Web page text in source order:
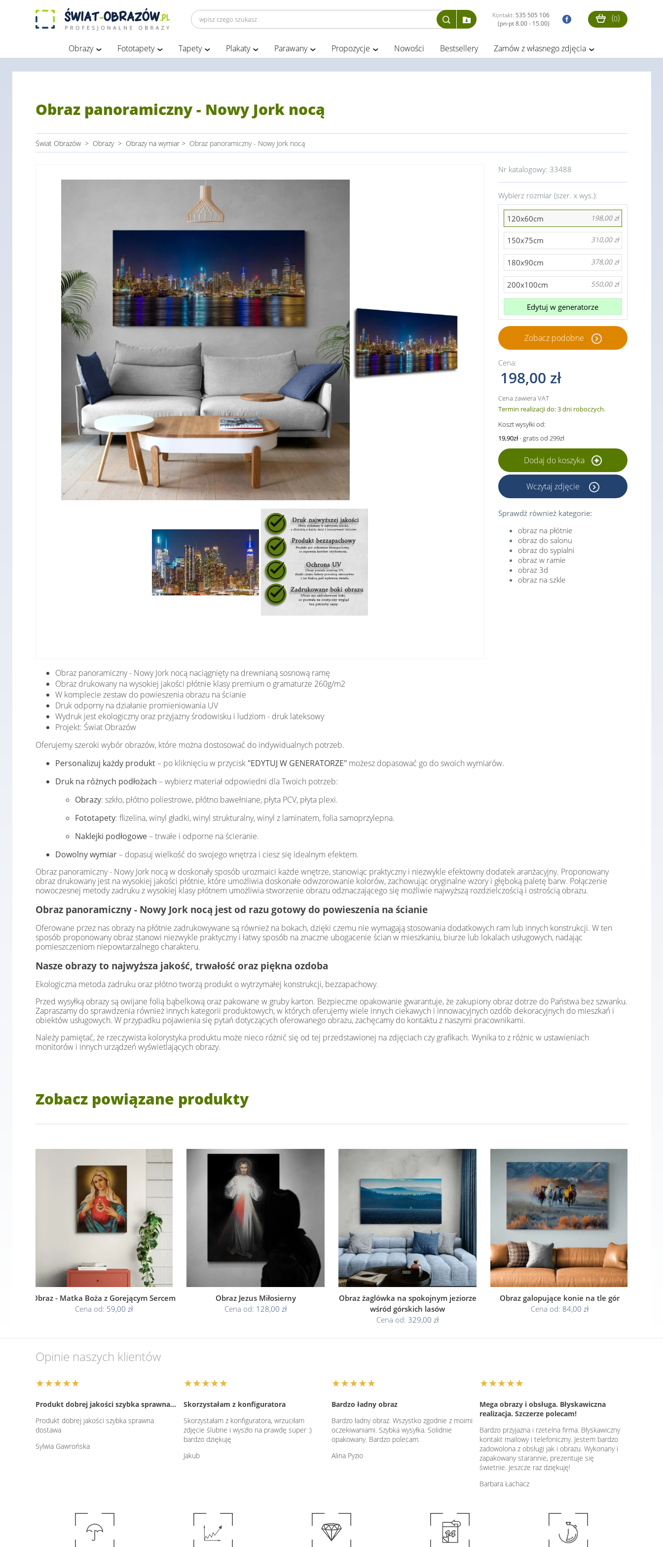
Kontakt: 535 505 106
(pn-pt 8.00 - 15.00)
(0)
Obrazy Fototapety Tapety Plakaty Parawany Propozycje Nowości Bestsellery Zamów z własnego zdjęcia
Obraz panoramiczny - Nowy Jork nocą
Świat Obrazów > Obrazy > Obrazy na wymiar > Obraz panoramiczny - Nowy Jork nocą
Nr katalogowy: 33488
Wybierz rozmiar (szer. x wys.):
120x60cm 198,00 zł
150x75cm 310,00 zł
180x90cm 378,00 zł
200x100cm 550,00 zł
Edytuj w generatorze
Zobacz podobne
Cena:
198,00 zł
Cena zawiera VAT
Termin realizacji do: 3 dni roboczych.
Koszt wysyłki od:
19,90zł- gratis od 299zł
Dodaj do koszyka
Wczytaj zdjęcie
Sprawdź również kategorie:
obraz na płótnie
obraz do salonu
obraz do sypialni
obraz w ramie
obraz 3d
obraz na szkle
Obraz panoramiczny - Nowy Jork nocą naciągnięty na drewnianą sosnową ramę
Obraz drukowany na wysokiej jakości płótnie klasy premium o gramaturze 260g/m2
W komplecie zestaw do powieszenia obrazu na ścianie
Druk odporny na działanie promieniowania UV
Wydruk jest ekologiczny oraz przyjazny środowisku i ludziom - druk lateksowy
Projekt: Świat Obrazów
Oferujemy szeroki wybór obrazów, które można dostosować do indywidualnych potrzeb.
Personalizuj każdy produkt– po kliknięciu w przycisk "EDYTUJ W GENERATORZE" możesz dopasować go do swoich wymiarów.
Druk na różnych podłożach – wybierz materiał odpowiedni dla Twoich potrzeb:
Obrazy: szkło, płótno poliestrowe, płótno bawełniane, płyta PCV, płyta plexi.
Fototapety: flizelina, winyl gładki, winyl strukturalny, winyl z laminatem, folia samoprzylepna.
Naklejki podłogowe– trwałe i odporne na ścieranie.
Dowolny wymiar– dopasuj wielkość do swojego wnętrza i ciesz się idealnym efektem.
Obraz panoramiczny - Nowy Jork nocą w doskonały sposób urozmaici każde wnętrze, stanowiąc praktyczny i niezwykle efektowny dodatek aranżacyjny. Proponowany
obraz drukowany jest na wysokiej jakości płótnie, które umożliwia doskonałe odwzorowanie kolorów, zachowując oryginalne wzory i głęboką paletę barw. Połączenie
nowoczesnej metody zadruku z wysokiej klasy płótnem umożliwia stworzenie obrazu odznaczającego się możliwie najwyższą rozdzielczością i ostrością obrazu.
Obraz panoramiczny - Nowy Jork nocą jest od razu gotowy do powieszenia na ścianie
Oferowane przez nas obrazy na płótnie zadrukowywane są również na bokach, dzięki czemu nie wymagają stosowania dodatkowych ram lub innych konstrukcji. W ten
sposób proponowany obraz stanowi niezwykle praktyczny i łatwy sposób na znaczne ubogacenie ścian w mieszkaniu, biurze lub lokalach usługowych, nadając
pomieszczeniom niepowtarzalnego charakteru.
Nasze obrazy to najwyższa jakość, trwałość oraz piękna ozdoba
Ekologiczna metoda zadruku oraz płótno tworzą produkt o wytrzymałej konstrukcji, bezzapachowy.
Przed wysyłką obrazy są owijane folią bąbelkową oraz pakowane w gruby karton. Bezpieczne opakowanie gwarantuje, że zakupiony obraz dotrze do Państwa bez szwanku.
Zapraszamy do sprawdzenia również innych kategorii produktowych, w których oferujemy wiele innych ciekawych i innowacyjnych ozdób dekoracyjnych do mieszkań i
obiektów usługowych. W przypadku pojawienia się pytań dotyczących oferowanego obrazu, zachęcamy do kontaktu z naszymi pracownikami.
Należy pamiętać, że rzeczywista kolorystyka produktu może nieco różnić się od tej przedstawionej na zdjęciach czy grafikach. Wynika to z różnic w ustawieniach
monitorów i innych urządzeń wyświetlających obrazy.
Zobacz powiązane produkty
Obraz - Matka Boża z Gorejącym Sercem
Cena od: 59,00 zł
Obraz Jezus Miłosierny
Cena od: 128,00 zł
Obraz żaglówka na spokojnym jeziorze
wśród górskich lasów
Cena od: 329,00 zł
Obraz galopujące konie na tle gór
Cena od: 84,00 zł
Opinie naszych klientów
★★★★★
Produkt dobrej jakości szybka sprawna…
Produkt dobrej jakości szybka sprawna
dostawa
Sylwia Gawrońska
★★★★★
Skorzystałam z konfiguratora
Skorzystałam z konfiguratora, wrzuciłam
zdjęcie ślubne i wyszło na prawdę super :)
bardzo dziękuję
Jakub
★★★★★
Bardzo ładny obraz
Bardzo ładny obraz. Wszystko zgodnie z moimi
oczekiwaniami. Szybka wysyłka. Solidnie
opakowany. Bardzo polecam.
Alina Pyzio
★★★★★
Mega obrazy i obsługa. Błyskawiczna
realizacja. Szczerze polecam!
Bardzo przyjazna i rzetelna firma. Błyskawiczny
kontakt mailowy i telefoniczny. Jestem bardzo
zadowolona z obsługi jak i obrazu. Wykonany i
zapakowany starannie, prezentuje się
świetnie. Jeszcze raz dziękuję!
Barbara Łachacz